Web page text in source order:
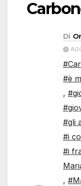
Di
#è
,
#gli
#i
#i
,